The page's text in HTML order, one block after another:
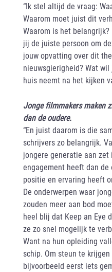
“Ik stel altijd de vraag:
Waarom moet juist dit
Waarom is het
jij de juiste persoon om
jouw opvatting over dit
nieuwsgierigheid? Wat
huis neemt na het kijken
Jonge filmmakers maken
dan de oudere.
“En juist daarom is die
schrijvers zo belangrijk.
jongere generatie aan
engagement heeft dan de
positie en ervaring heeft
De onderwerpen waar
zouden meer aan bod
heel blij dat Keep an Eye
ze zo snel mogelijk te
Want na hun opleiding
schip. Om steun te
bijvoorbeeld eerst iets